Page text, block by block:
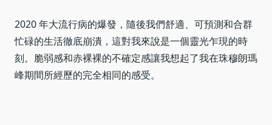
2020 年大流行病的爆發，隨後我們舒適、可預測和合群
忙碌的生活徹底崩潰，這對我來說是一個靈光乍現的時
刻。脆弱感和赤裸裸的不確定感讓我想起了我在珠穆朗瑪
峰期間所經歷的完全相同的感受。